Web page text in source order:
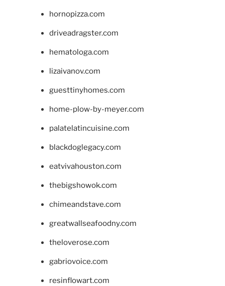
hornopizza.com
driveadragster.com
hematologa.com
lizaivanov.com
guesttinyhomes.com
home-plow-by-meyer.com
palatelatincuisine.com
blackdoglegacy.com
eatvivahouston.com
thebigshowok.com
chimeandstave.com
greatwallseafoodny.com
theloverose.com
gabriovoice.com
resinflowart.com